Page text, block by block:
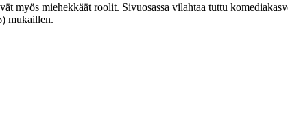
myös miehekkäät roolit. Sivuosassa vilahtaa tuttu
mukaillen.